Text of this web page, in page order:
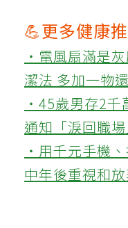
💪更多健康
‧電風扇滿是
潔法 多加一物
‧45歲男存2千
通知「淚回職
‧用千元手機
中年後重視和